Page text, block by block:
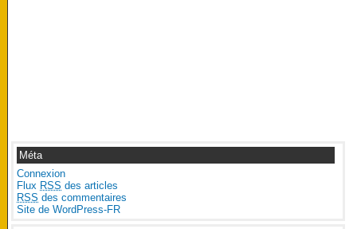
Méta
Connexion
Flux RSS des articles
RSS des commentaires
Site de WordPress-FR